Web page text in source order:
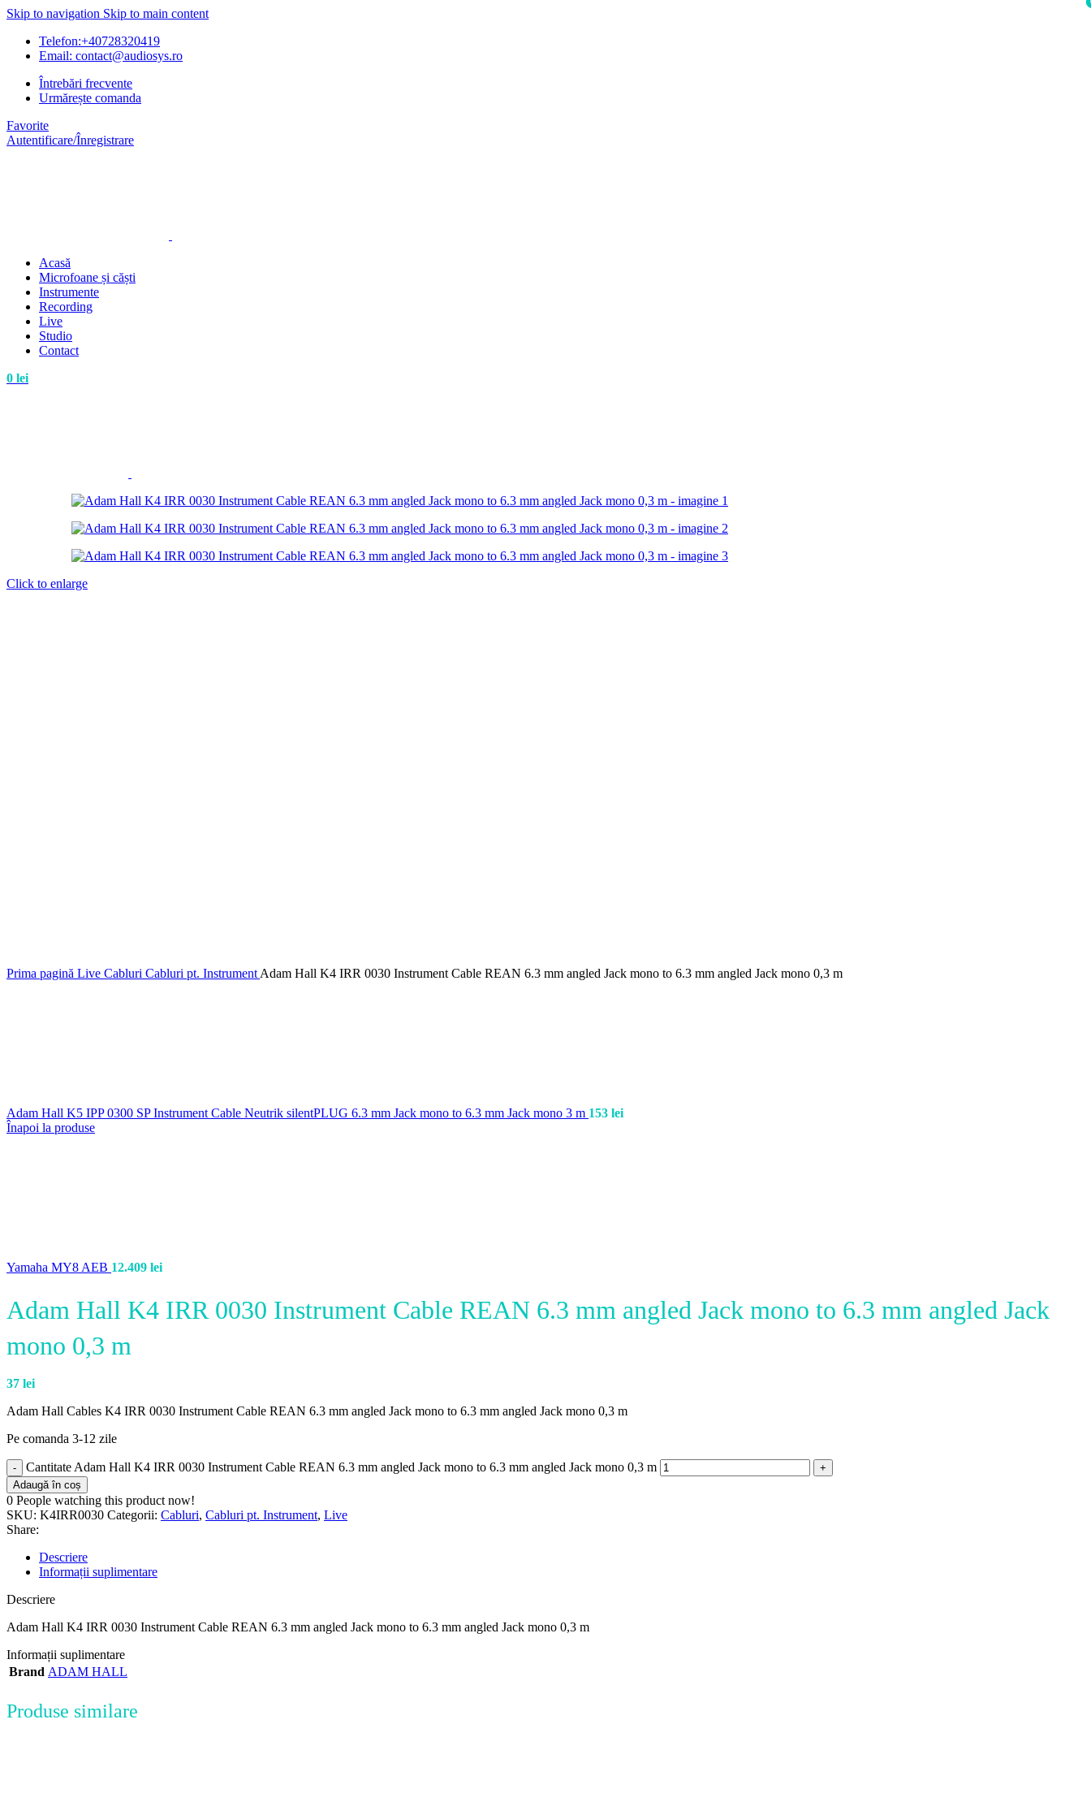
Skip to navigation Skip to main content
Telefon:+40728320419
Email: contact@audiosys.ro
Întrebări frecvente
Urmărește comanda
Favorite
Autentificare/Înregistrare
Acasă
Microfoane și căști
Instrumente
Recording
Live
Studio
Contact
0 lei
Click to enlarge
Prima pagină Live Cabluri Cabluri pt. Instrument Adam Hall K4 IRR 0030 Instrument Cable REAN 6.3 mm angled Jack mono to 6.3 mm angled Jack mono 0,3 m
Adam Hall K5 IPP 0300 SP Instrument Cable Neutrik silentPLUG 6.3 mm Jack mono to 6.3 mm Jack mono 3 m 153 lei
Înapoi la produse
Yamaha MY8 AEB 12.409 lei
Adam Hall K4 IRR 0030 Instrument Cable REAN 6.3 mm angled Jack mono to 6.3 mm angled Jack
mono 0,3 m
37 lei
Adam Hall Cables K4 IRR 0030 Instrument Cable REAN 6.3 mm angled Jack mono to 6.3 mm angled Jack mono 0,3 m
Pe comanda 3-12 zile
Cantitate Adam Hall K4 IRR 0030 Instrument Cable REAN 6.3 mm angled Jack mono to 6.3 mm angled Jack mono 0,3 m
Adaugă în coș
0 People watching this product now!
SKU: K4IRR0030 Categorii: Cabluri, Cabluri pt. Instrument, Live
Share:
Descriere
Informații suplimentare
Descriere
Adam Hall K4 IRR 0030 Instrument Cable REAN 6.3 mm angled Jack mono to 6.3 mm angled Jack mono 0,3 m
Informații suplimentare
Brand ADAM HALL
Produse similare